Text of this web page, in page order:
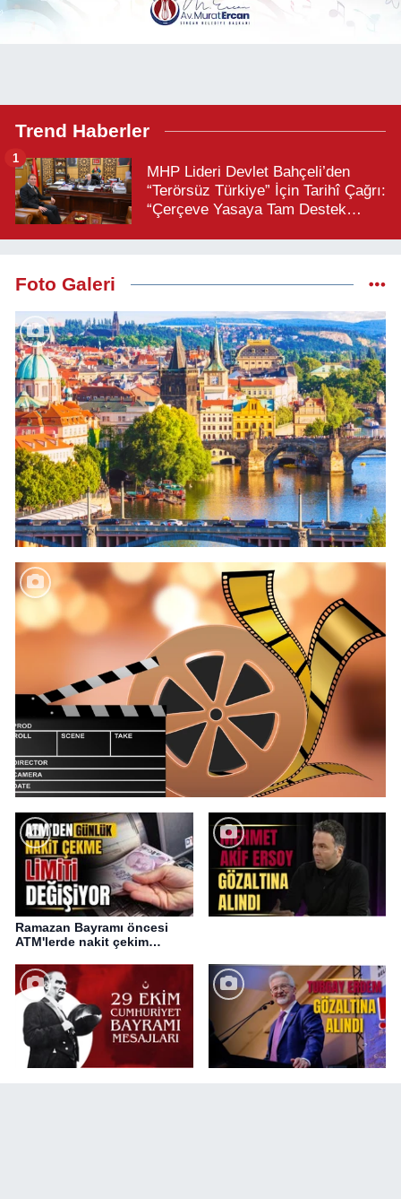
Trend Haberler
MHP Lideri Devlet Bahçeli’den
“Terörsüz Türkiye” İçin Tarihî Çağrı:
“Çerçeve Yasaya Tam Destek
1
Foto Galeri
Ramazan Bayramı öncesi
ATM'lerde nakit çekim